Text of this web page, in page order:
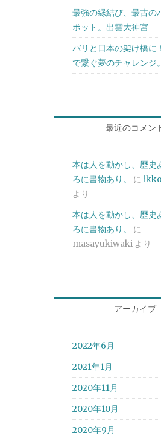
最強の縁結び、最古の
ポット。出雲大神宮
バリと日本の架け橋に
で繋ぐ夢のチャレンジ。
最近のコメン
本は人を動かし、歴史
ろに書物あり。
に
より
本は人を動かし、歴史
ろに書物あり。
に
masayukiwaki より
アーカイブ
2022年6月
2021年1月
2020年11月
2020年10月
2020年9月